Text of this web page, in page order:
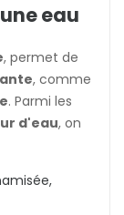
eau
, permet de
, comme
. Parmi les
d'eau, on